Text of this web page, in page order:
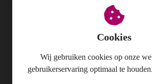
Online training (3 video's + bonus)
Oefeningen om te klinken als de expert die je
Oefeningen om empathischer of
Tongbrekers en andere articulatieoefeningen
Cookies
Wij gebruiken cookies op onze
gebruikerservaring optimaal te houden.